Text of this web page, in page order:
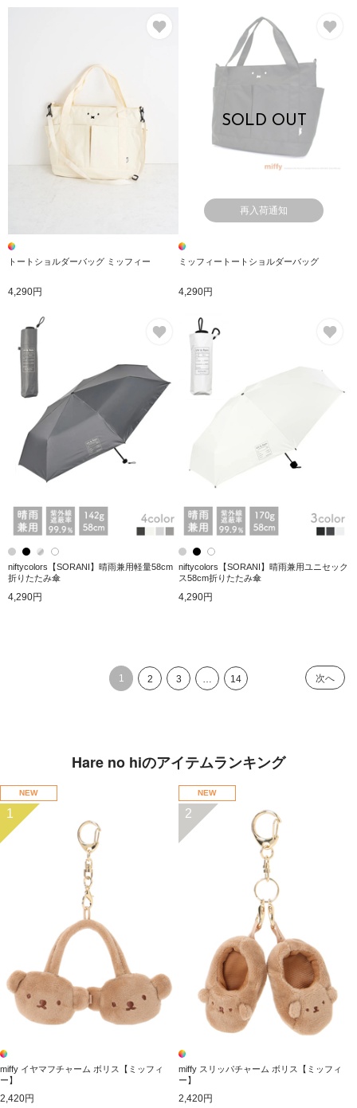
トートショルダーバッグ ミッフィー
4,290円
SOLD OUT
再入荷通知
ミッフィートートショルダーバッグ
4,290円
お気に入り
niftycolors【SORANI】晴雨兼用軽量58cm
折りたたみ傘
4,290円
niftycolors【SORANI】晴雨兼用ユニセック
ス58cm折りたたみ傘
4,290円
1 2 3 … 14 次へ
Hare no hiのアイテムランキング
NEW
1
miffy イヤマフチャーム ボリス【ミッフィ
ー】
2,420円
NEW
2
miffy スリッパチャーム ボリス【ミッフィ
ー】
2,420円